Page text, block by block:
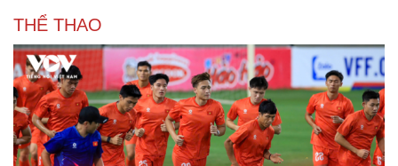
Cải chính
THỂ THAO